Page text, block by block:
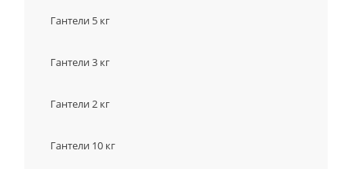
Гантели 5 кг
Гантели 3 кг
Гантели 2 кг
Гантели 10 кг